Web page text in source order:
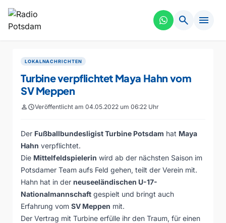
search menu
LOKALNACHRICHTEN
Turbine verpflichtet Maya Hahn vom
SV Meppen
personscheduleVeröffentlicht am 04.05.2022 um 06:22 Uhr
Der Fußballbundesligist Turbine Potsdam hat Maya
Hahn verpflichtet.
Die Mittelfeldspielerin wird ab der nächsten Saison im
Potsdamer Team aufs Feld gehen, teilt der Verein mit.
Hahn hat in der neuseeländischen U-17-
Nationalmannschaft gespielt und bringt auch
Erfahrung vom SV Meppen mit.
Der Vertrag mit Turbine erfülle ihr den Traum, für einen